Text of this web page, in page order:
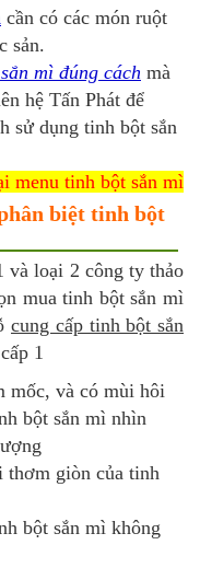
cần có các món ruột
sản.
mì đúng cách mà
hệ Tấn Phát để
sử dụng tinh bột sắn
menu tinh bột sắn mì
biệt tinh bột
loại 2 công ty thảo
mua tinh bột sắn mì
cung cấp tinh bột sắn
cấp 1
mốc, và có mùi hôi
bột sắn mì nhìn
thơm giòn của tinh
bột sắn mì không